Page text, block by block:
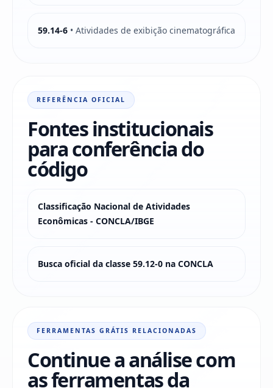
59.14-6 • Atividades de exibição cinematográfica
REFERÊNCIA OFICIAL
Fontes institucionais
para conferência do
código
Classificação Nacional de Atividades
Econômicas - CONCLA/IBGE
Busca oficial da classe 59.12-0 na CONCLA
FERRAMENTAS GRÁTIS RELACIONADAS
Continue a análise com
as ferramentas da